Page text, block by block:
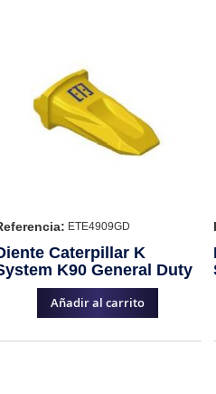
ETE4909GD
Caterpillar K
K90 General Duty
Añadir al carrito